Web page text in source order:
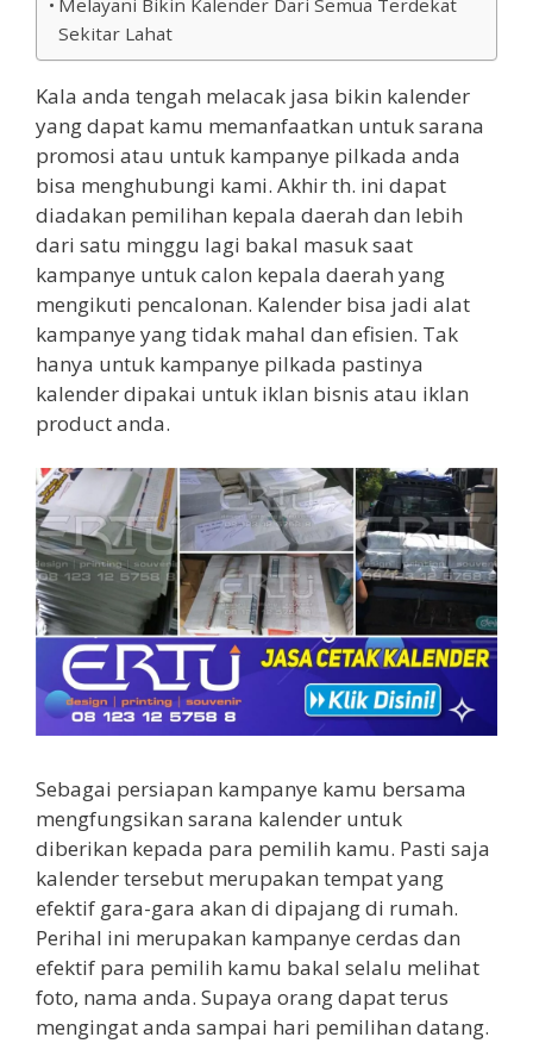
Sekitar Lahat
Kala anda tengah melacak jasa bikin kalender
yang dapat kamu memanfaatkan untuk sarana
promosi atau untuk kampanye pilkada anda
bisa menghubungi kami. Akhir th. ini dapat
diadakan pemilihan kepala daerah dan lebih
dari satu minggu lagi bakal masuk saat
kampanye untuk calon kepala daerah yang
mengikuti pencalonan. Kalender bisa jadi alat
kampanye yang tidak mahal dan efisien. Tak
hanya untuk kampanye pilkada pastinya
kalender dipakai untuk iklan bisnis atau iklan
product anda.
Sebagai persiapan kampanye kamu bersama
mengfungsikan sarana kalender untuk
diberikan kepada para pemilih kamu. Pasti saja
kalender tersebut merupakan tempat yang
efektif gara-gara akan di dipajang di rumah.
Perihal ini merupakan kampanye cerdas dan
efektif para pemilih kamu bakal selalu melihat
foto, nama anda. Supaya orang dapat terus
mengingat anda sampai hari pemilihan datang.